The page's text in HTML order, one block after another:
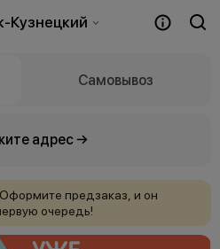
Кузнецкий
Самовывоз
адрес →
Оформите предзаказ, и он
очередь!